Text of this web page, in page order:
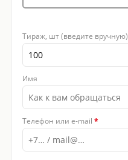
Тираж, шт (введите вручную)
Имя
Телефон или e-mail *